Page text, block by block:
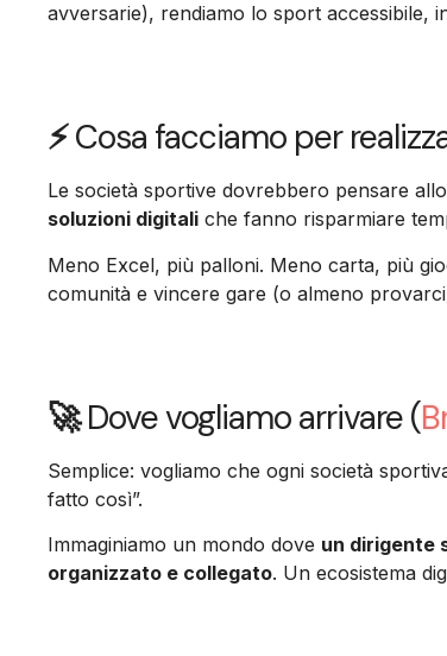
avversarie), rendiamo lo sport accessibile,
⚡Cosa facciamo per
Le società sportive dovrebbero pensare
soluzioni digitali che fanno risparmiare
Meno Excel, più palloni. Meno carta, più
comunità e vincere gare (o almeno
🚀Dove vogliamo arrivare (
Semplice: vogliamo che ogni società
fatto così”.
Immaginiamo un mondo dove un dirigente
organizzato e collegato. Un ecosistema